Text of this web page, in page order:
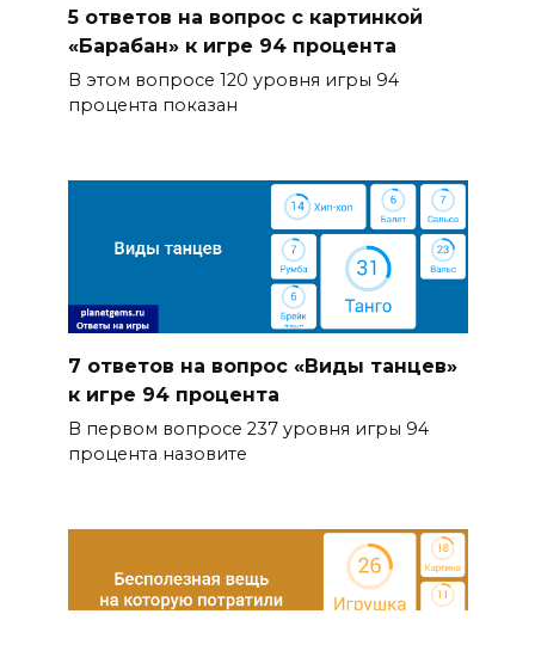
5 ответов на вопрос с картинкой
«Барабан» к игре 94 процента
В этом вопросе 120 уровня игры 94
процента показан
7 ответов на вопрос «Виды танцев»
к игре 94 процента
В первом вопросе 237 уровня игры 94
процента назовите